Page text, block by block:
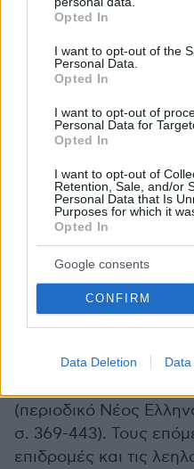
grant or deny consent to
use your data for below
consent section.
Opted In
I want to opt-out of the
Personal Data.
Opted In
I want to opt-out of
Personal Data for
Opted In
I want to opt-out of
Retention, Sale, and/or
Personal Data that Is
Purposes for which it
Opted In
Google consents
CONFIRM
Data Deletion Data
ειδικά για τους
Αν και οι Ηπειρώτες
ναυτικό, πήραν μέρος
Σαλαμίνας με 7
απόγειο της ακμής της
εκστρατείες όμως του
τις ξέχασαν ποτέ οι
ύπατος Αιμίλιος
της Ηπείρου τα τείχη
από τα θεμέλια και
Ηπειρώτες.
Σύντομα όμως η
(περιοδικό Νέος
σ. 369-443). Τους
επιδρομές και τις